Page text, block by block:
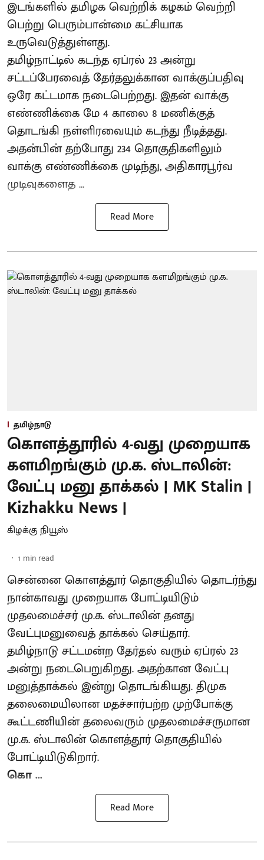
இடங்களில் தமிழக வெற்றிக் கழகம் வெற்றி
பெற்று பெரும்பான்மை கட்சியாக
உருவெடுத்துள்ளது.
தமிழ்நாட்டில் கடந்த ஏப்ரல் 23 அன்று
சட்டப்பேரவைத் தேர்தலுக்கான வாக்குப்பதிவு
ஒரே கட்டமாக நடைபெற்றது. இதன் வாக்கு
எண்ணிக்கை மே 4 காலை 8 மணிக்குத்
தொடங்கி நள்ளிரவையும் கடந்து நீடித்தது.
அதன்பின் தற்போது 234 தொகுதிகளிலும்
வாக்கு எண்ணிக்கை முடிந்து, அதிகாரபூர்வ
முடிவுகளைத ...
Read More
தமிழ்நாடு
கொளத்தூரில் 4-வது முறையாக
களமிறங்கும் மு.க. ஸ்டாலின்:
வேட்பு மனு தாக்கல் | MK Stalin |
Kizhakku News |
கிழக்கு நியூஸ்
1 min read
சென்னை கொளத்தூர் தொகுதியில் தொடர்ந்து
நான்காவது முறையாக போட்டியிடும்
முதலமைச்சர் மு.க. ஸ்டாலின் தனது
வேட்புமனுவைத் தாக்கல் செய்தார்.
தமிழ்நாடு சட்டமன்ற தேர்தல் வரும் ஏப்ரல் 23
அன்று நடைபெறுகிறது. அதற்கான வேட்பு
மனுத்தாக்கல் இன்று தொடங்கியது. திமுக
தலைமையிலான மதச்சார்பற்ற முற்போக்கு
கூட்டணியின் தலைவரும் முதலமைச்சருமான
மு.க. ஸ்டாலின் கொளத்தூர் தொகுதியில்
போட்டியிடுகிறார்.
கொ ...
Read More